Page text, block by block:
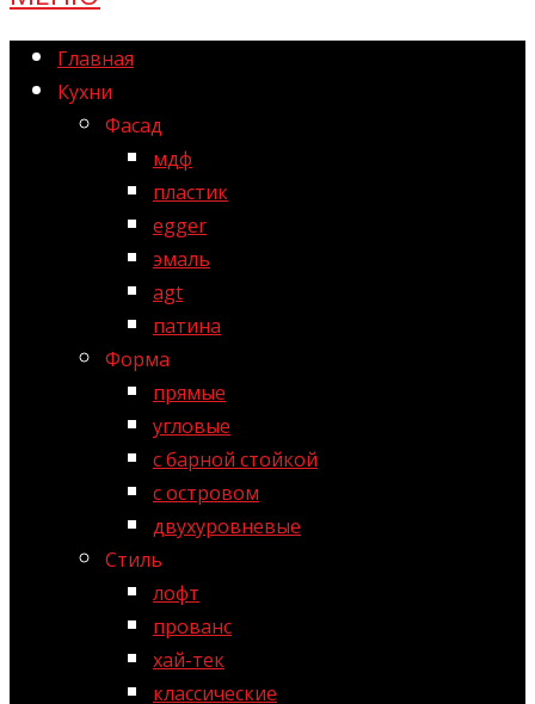
Главная
Кухни
Фасад
мдф
пластик
egger
эмаль
agt
патина
Форма
прямые
угловые
с барной стойкой
с островом
двухуровневые
Стиль
лофт
прованс
хай-тек
классические